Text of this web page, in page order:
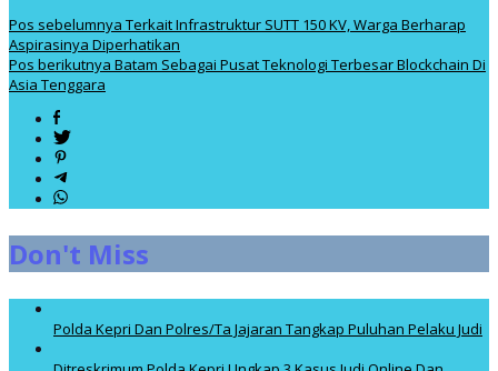
Pos sebelumnya Terkait Infrastruktur SUTT 150 KV, Warga Berharap
Aspirasinya Diperhatikan
Pos berikutnya Batam Sebagai Pusat Teknologi Terbesar Blockchain Di
Asia Tenggara
Don't Miss
Polda Kepri Dan Polres/Ta Jajaran Tangkap Puluhan Pelaku Judi